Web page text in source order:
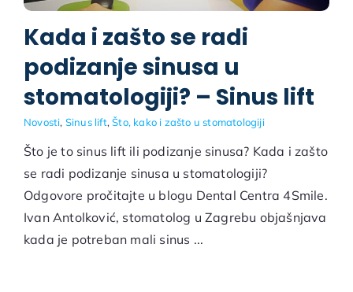
Kada i zašto se radi
podizanje sinusa u
stomatologiji? – Sinus lift
Novosti, Sinus lift,Što, kako i zašto u stomatologiji
Što je to sinus lift ili podizanje sinusa? Kada i zašto
se radi podizanje sinusa u stomatologiji?
Odgovore pročitajte u blogu Dental Centra 4Smile.
Ivan Antolković, stomatolog u Zagrebu objašnjava
kada je potreban mali sinus ...